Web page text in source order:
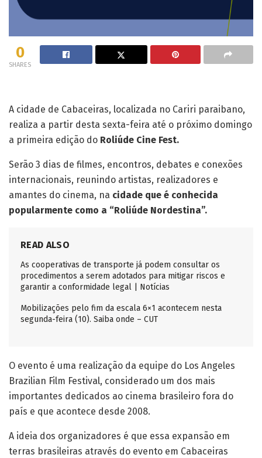
0
SHARES
A cidade de Cabaceiras, localizada no Cariri paraibano,
realiza a partir desta sexta-feira até o próximo domingo
a primeira edição do Roliúde Cine Fest.
Serão 3 dias de filmes, encontros, debates e conexões
internacionais, reunindo artistas, realizadores e
amantes do cinema, na cidade que é conhecida
popularmente como a “Roliúde Nordestina”.
READ ALSO
As cooperativas de transporte já podem consultar os
procedimentos a serem adotados para mitigar riscos e
garantir a conformidade legal | Notícias
Mobilizações pelo fim da escala 6×1 acontecem nesta
segunda-feira (10). Saiba onde – CUT
O evento é uma realização da equipe do Los Angeles
Brazilian Film Festival, considerado um dos mais
importantes dedicados ao cinema brasileiro fora do
país e que acontece desde 2008.
A ideia dos organizadores é que essa expansão em
terras brasileiras através do evento em Cabaceiras